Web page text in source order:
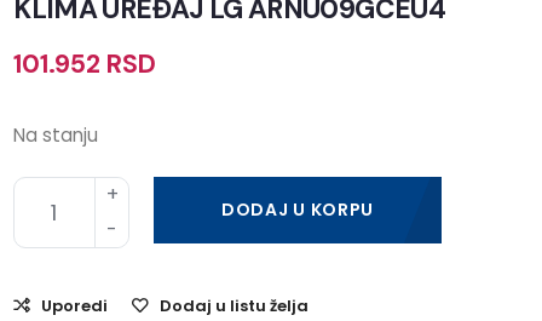
KLIMA UREĐAJ LG ARNU09GCEU4
101.952 RSD
Na stanju
DODAJ U KORPU
Uporedi Dodaj u listu želja